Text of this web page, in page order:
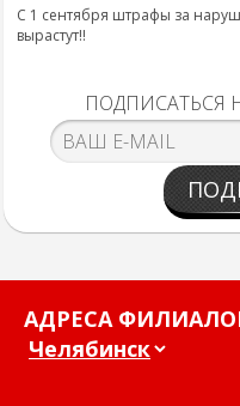
С 1 сентября штрафы за
вырастут!!
ПОДПИСАТЬСЯ
АДРЕСА